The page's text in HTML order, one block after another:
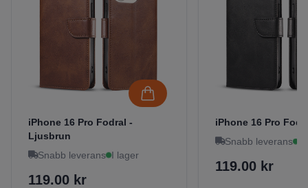
iPhone 16 Pro Fodral -
Ljusbrun
Snabb leverans I lager
119.00 kr
iPhone 16 Pro
Snabb leverans
119.00 kr